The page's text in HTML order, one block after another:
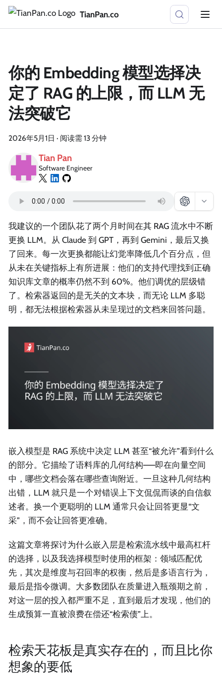
TianPan.co
你的 Embedding 模型选择决
定了 RAG 的上限，而 LLM 无
法突破它
2026年5月1日 · 阅读需 13 分钟
Tian Pan
Software Engineer
我建议的一个团队花了两个月时间在其 RAG 流水中不断
更换 LLM。从 Claude 到 GPT，再到 Gemini，最后又换
了回来。每一次更换都能让幻觉率降低几个百分点，但
从未在关键指标上有所进展：他们的支持代理找到正确
知识库文章的概率仍然不到 60%。他们调优的层级错
了。检索器返回的是无关的文本块，而无论 LLM 多聪
明，都无法根据检索器从未呈现过的文档来回答问题。
嵌入模型是 RAG 系统中决定 LLM 甚至“被允许”看到什么
的部分。它描绘了语料库的几何结构——即在向量空间
中，哪些文档会落在哪些查询附近。一旦这种几何结构
出错，LLM 就只是一个对错误上下文侃侃而谈的自信叙
述者。换一个更聪明的 LLM 通常只会让回答更显“文
采”，而不会让回答更准确。
这篇文章将探讨为什么嵌入层是检索流水线中最高杠杆
的选择，以及我选择模型时使用的框架：领域匹配优
先，其次是维度与召回率的权衡，然后是多语言行为，
最后是指令微调。大多数团队在质量进入瓶颈期之前，
对这一层的投入都严重不足，直到最后才发现，他们的
生成预算一直被浪费在偿还“检索债”上。
检索天花板是真实存在的，而且比你
想象的要低